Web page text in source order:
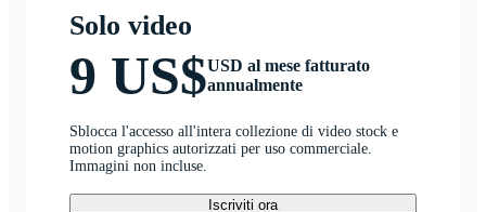
Solo video
9 US$USD al mese fatturato
annualmente
Sblocca l'accesso all'intera collezione di video stock e
motion graphics autorizzati per uso commerciale.
Immagini non incluse.
Iscriviti ora